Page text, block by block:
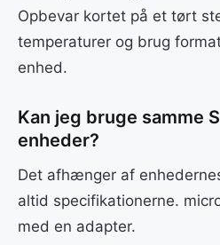
Opbevar kortet på et tørt
temperaturer og brug
enhed.
Kan jeg bruge samme
enheder?
Det afhænger af
altid specifikationerne.
med en adapter.